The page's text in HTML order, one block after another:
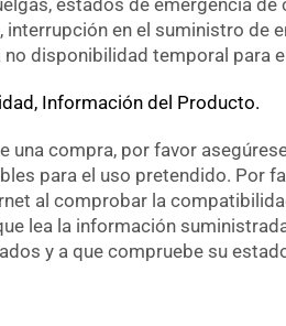
interrupción en el suministro de
no disponibilidad temporal para
Información del Producto.
una compra, por favor
para el uso pretendido. Por
al comprobar la
lea la información
y a que compruebe su